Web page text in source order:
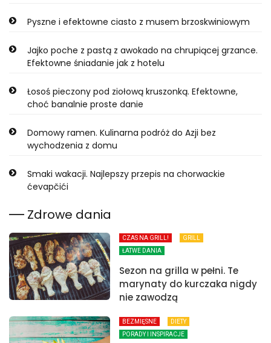
Pyszne i efektowne ciasto z musem brzoskwiniowym
Jajko poche z pastą z awokado na chrupiącej grzance.
Efektowne śniadanie jak z hotelu
Łosoś pieczony pod ziołową kruszonką. Efektowne,
choć banalnie proste danie
Domowy ramen. Kulinarna podróż do Azji bez
wychodzenia z domu
Smaki wakacji. Najlepszy przepis na chorwackie
ćevapčići
Zdrowe dania
CZAS NA GRILL!
GRILL
ŁATWE DANIA
Sezon na grilla w pełni. Te
marynaty do kurczaka nigdy
nie zawodzą
BEZMIĘSNE
DIETY
PORADY I INSPIRACJE